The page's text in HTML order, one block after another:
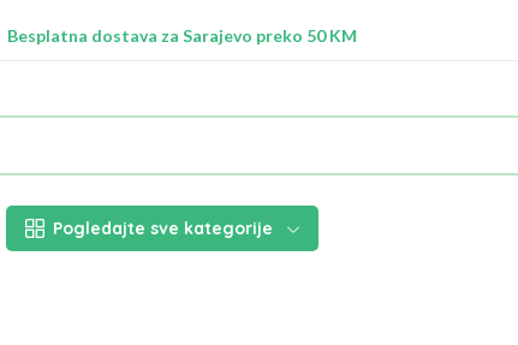
Besplatna dostava za Sarajevo preko 50 KM
Pogledajte sve kategorije